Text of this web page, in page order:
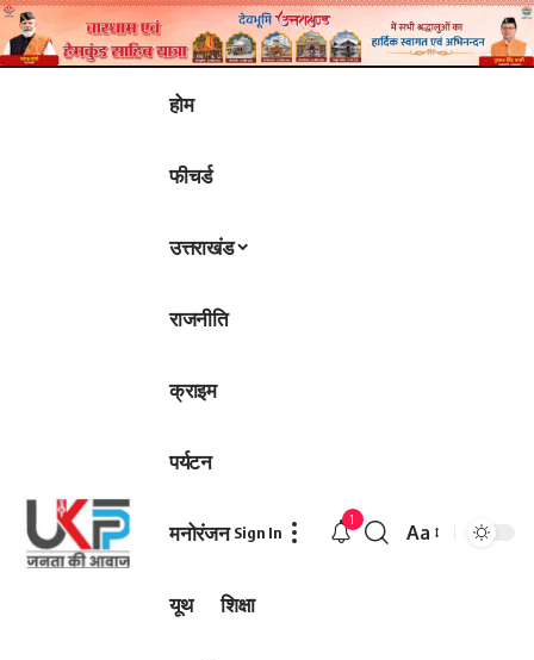
होम
फीचर्ड
उत्तराखंड
राजनीति
क्राइम
पर्यटन
मनोरंजन
यूथ शिक्षा
Sign In
1
Font
Aa